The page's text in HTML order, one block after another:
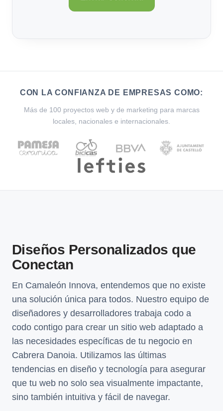
CON LA CONFIANZA DE EMPRESAS COMO:
Más de 100 proyectos web y de marketing para marcas
locales, nacionales e internacionales.
Diseños Personalizados que
Conectan
En Camaleón Innova, entendemos que no existe
una solución única para todos. Nuestro equipo de
diseñadores y desarrolladores trabaja codo a
codo contigo para crear un sitio web adaptado a
las necesidades específicas de tu negocio en
Cabrera Danoia. Utilizamos las últimas
tendencias en diseño y tecnología para asegurar
que tu web no solo sea visualmente impactante,
sino también intuitiva y fácil de navegar.